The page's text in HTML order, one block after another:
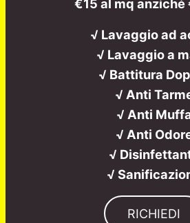
€15 al mq anziché
√ Lavaggio ad
√ Lavaggio a
√ Battitura
√ Anti
√ Anti
√ Anti
√
√
RICHIEDI